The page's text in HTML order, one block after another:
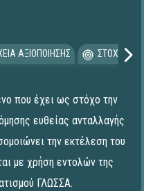
ΑΞΙΟΠΟΙΗΣΗΣ
που έχει ως στόχο την
ευθείας ανταλλαγής
την εκτέλεση του
με χρήση εντολών της
ΓΛΩΣΣΑ.